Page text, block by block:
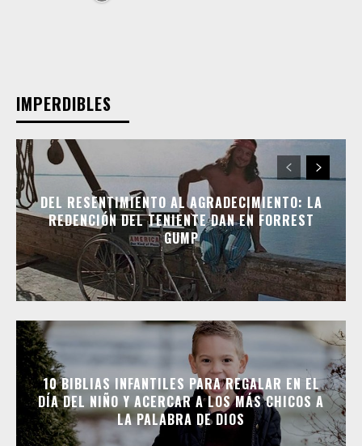
IMPERDIBLES
DEL RESENTIMIENTO AL AGRADECIMIENTO: LA
REDENCIÓN DEL TENIENTE DAN EN FORREST
GUMP
10 BIBLIAS INFANTILES PARA REGALAR EN EL
DÍA DEL NIÑO Y ACERCAR A LOS MÁS CHICOS A
LA PALABRA DE DIOS